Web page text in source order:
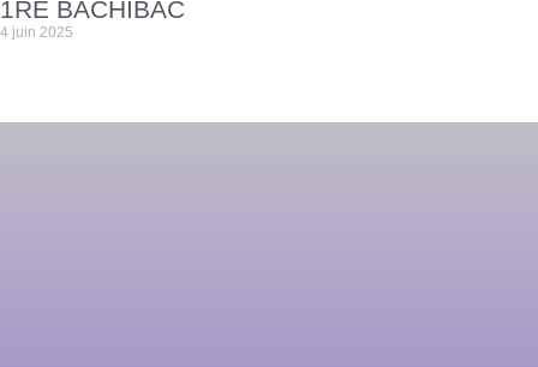
1RE BACHIBAC
4 juin 2025